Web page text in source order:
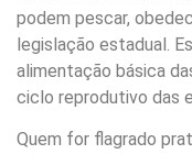
podem pescar,
legislação estadual.
alimentação básica
ciclo reprodutivo das
Quem for flagrado